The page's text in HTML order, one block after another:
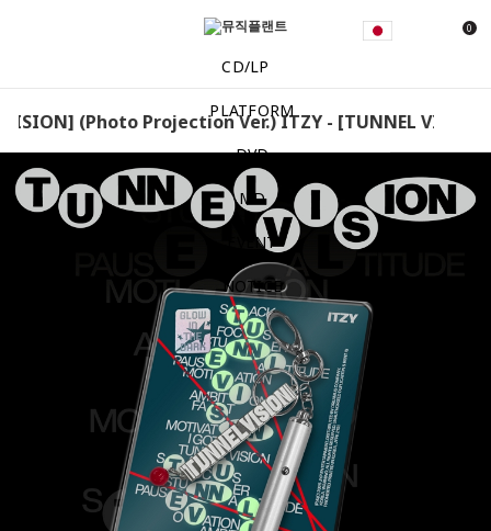
0
CD/LP
PLATFORM
DVD
MD
EVENT
NOTICE
(Photo Projection Ver.) ITZY - [TUNNEL